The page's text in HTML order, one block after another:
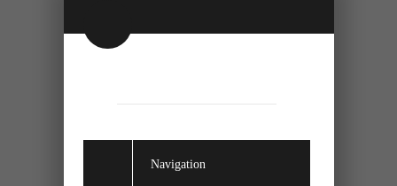
Navigation